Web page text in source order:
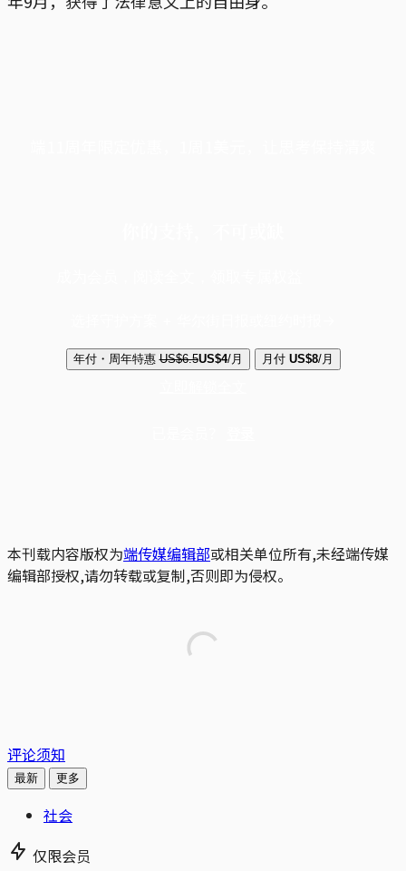
年付・周年特惠 US$6.5US$4/月 月付 US$8/月
本刊载内容版权为端传媒编辑部或相关单位所有,未经端传媒
编辑部授权,请勿转载或复制,否则即为侵权。
评论须知
最新 更多
社会
仅限会员